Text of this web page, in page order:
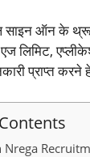
साइन ऑन के
लिमिट,
प्राप्त करने
Nrega